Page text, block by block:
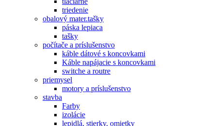
triedenie
obalový mater.tašky
páska lepiaca
tašky
počítače a príslušenstvo
káble dátové s koncovkami
Káble napájacie s koncovkami
switche a routre
priemysel
motory a príslušenstvo
stavba
Farby
izolácie
lepidlá, stierky, omietky